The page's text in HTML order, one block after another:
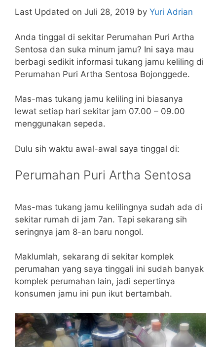
Last Updated on Juli 28, 2019 by Yuri Adrian
Anda tinggal di sekitar Perumahan Puri Artha
Sentosa dan suka minum jamu? Ini saya mau
berbagi sedikit informasi tukang jamu keliling di
Perumahan Puri Artha Sentosa Bojonggede.
Mas-mas tukang jamu keliling ini biasanya
lewat setiap hari sekitar jam 07.00 – 09.00
menggunakan sepeda.
Dulu sih waktu awal-awal saya tinggal di:
Perumahan Puri Artha Sentosa
Mas-mas tukang jamu kelilingnya sudah ada di
sekitar rumah di jam 7an. Tapi sekarang sih
seringnya jam 8-an baru nongol.
Maklumlah, sekarang di sekitar komplek
perumahan yang saya tinggali ini sudah banyak
komplek perumahan lain, jadi sepertinya
konsumen jamu ini pun ikut bertambah.